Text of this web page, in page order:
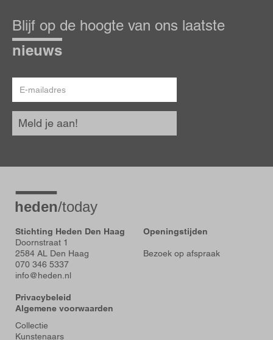
op
de
hoogte
Blijf op de hoogte van ons laatste
nieuws
mailadres
Meld je aan!
Stichting Heden Den Haag
Doornstraat 1
2584 AL Den Haag
070 346 5337
info@heden.nl
Privacybeleid
Algemene voorwaarden
Openingstijden
Bezoek op afspraak
Voet
Collectie
Kunstenaars